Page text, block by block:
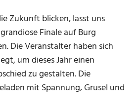
Zukunft blicken, lasst uns
Finale auf Burg
Die Veranstalter haben sich
um dieses Jahr einen
zu gestalten. Die
mit Spannung, Grusel und